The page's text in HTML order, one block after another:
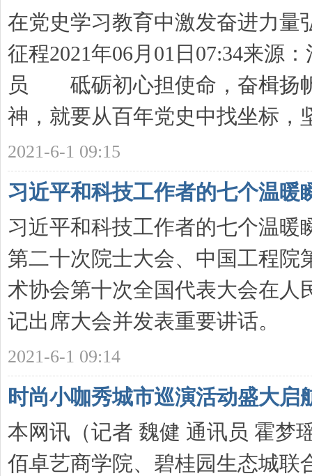
创
在党史学习教育中激发奋进力量
征程2021年06月01日07:34来
员 砥砺初心担使命，奋楫扬
神，就要从百年党史中找坐标，
2021-6-1 09:15
习近平和科技工作者的七个温暖
习近平和科技工作者的七个温
第二十次院士大会、中国工程院
术协会第十次全国代表大会在人
记出席大会并发表重要讲话
2021-6-1 09:14
时尚小咖秀城市巡演活动盛大启
本网讯（记者 魏健 通讯员 霍梦
佰卓艺商学院、碧桂园生态城联